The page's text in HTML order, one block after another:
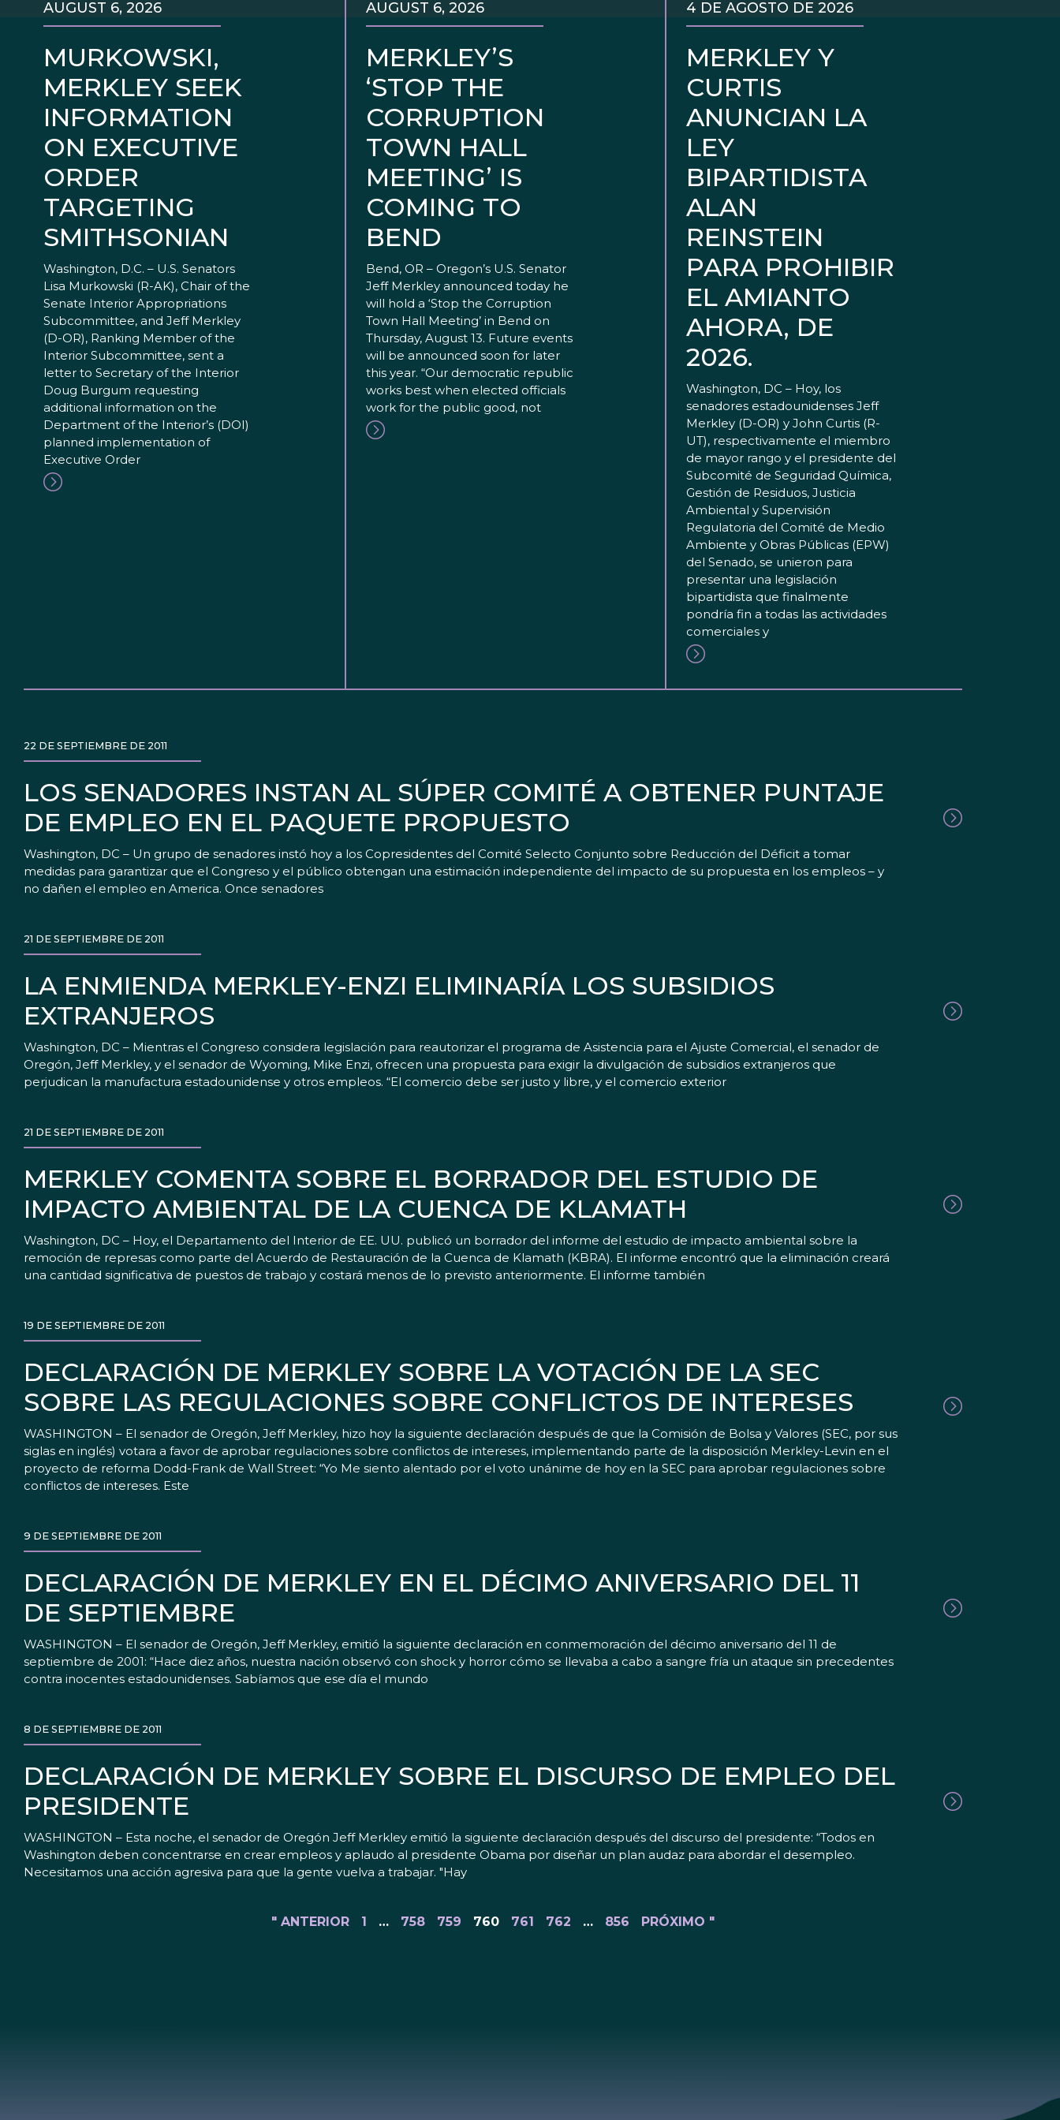
MURKOWSKI,
MERKLEY SEEK
INFORMATION
ON EXECUTIVE
ORDER
TARGETING
SMITHSONIAN
AUGUST 6, 2026
Washington, D.C. – U.S. Senators
Lisa Murkowski (R-AK), Chair of the
Senate Interior Appropriations
Subcommittee, and Jeff Merkley
(D-OR), Ranking Member of the
Interior Subcommittee, sent a
letter to Secretary of the Interior
Doug Burgum requesting
additional information on the
Department of the Interior’s (DOI)
planned implementation of
Executive Order
MERKLEY’S
‘STOP THE
CORRUPTION
TOWN HALL
MEETING’ IS
COMING TO
BEND
AUGUST 6, 2026
Bend, OR – Oregon’s U.S. Senator
Jeff Merkley announced today he
will hold a ‘Stop the Corruption
Town Hall Meeting’ in Bend on
Thursday, August 13. Future events
will be announced soon for later
this year. “Our democratic republic
works best when elected officials
work for the public good, not
MERKLEY Y
CURTIS
ANUNCIAN LA
LEY
BIPARTIDISTA
ALAN
REINSTEIN
PARA PROHIBIR
EL AMIANTO
AHORA, DE
2026.
4 DE AGOSTO DE 2026
Washington, DC – Hoy, los
senadores estadounidenses Jeff
Merkley (D-OR) y John Curtis (R-
UT), respectivamente el miembro
de mayor rango y el presidente del
Subcomité de Seguridad Química,
Gestión de Residuos, Justicia
Ambiental y Supervisión
Regulatoria del Comité de Medio
Ambiente y Obras Públicas (EPW)
del Senado, se unieron para
presentar una legislación
bipartidista que finalmente
pondría fin a todas las actividades
comerciales y
LOS SENADORES INSTAN AL SÚPER COMITÉ A OBTENER PUNTAJE
DE EMPLEO EN EL PAQUETE PROPUESTO
22 DE SEPTIEMBRE DE 2011
Washington, DC – Un grupo de senadores instó hoy a los Copresidentes del Comité Selecto Conjunto sobre Reducción del Déficit a tomar
medidas para garantizar que el Congreso y el público obtengan una estimación independiente del impacto de su propuesta en los empleos – y
no dañen el empleo en America. Once senadores
LA ENMIENDA MERKLEY-ENZI ELIMINARÍA LOS SUBSIDIOS
EXTRANJEROS
21 DE SEPTIEMBRE DE 2011
Washington, DC – Mientras el Congreso considera legislación para reautorizar el programa de Asistencia para el Ajuste Comercial, el senador de
Oregón, Jeff Merkley, y el senador de Wyoming, Mike Enzi, ofrecen una propuesta para exigir la divulgación de subsidios extranjeros que
perjudican la manufactura estadounidense y otros empleos. “El comercio debe ser justo y libre, y el comercio exterior
MERKLEY COMENTA SOBRE EL BORRADOR DEL ESTUDIO DE
IMPACTO AMBIENTAL DE LA CUENCA DE KLAMATH
21 DE SEPTIEMBRE DE 2011
Washington, DC – Hoy, el Departamento del Interior de EE. UU. publicó un borrador del informe del estudio de impacto ambiental sobre la
remoción de represas como parte del Acuerdo de Restauración de la Cuenca de Klamath (KBRA). El informe encontró que la eliminación creará
una cantidad significativa de puestos de trabajo y costará menos de lo previsto anteriormente. El informe también
DECLARACIÓN DE MERKLEY SOBRE LA VOTACIÓN DE LA SEC
SOBRE LAS REGULACIONES SOBRE CONFLICTOS DE INTERESES
19 DE SEPTIEMBRE DE 2011
WASHINGTON – El senador de Oregón, Jeff Merkley, hizo hoy la siguiente declaración después de que la Comisión de Bolsa y Valores (SEC, por sus
siglas en inglés) votara a favor de aprobar regulaciones sobre conflictos de intereses, implementando parte de la disposición Merkley-Levin en el
proyecto de reforma Dodd-Frank de Wall Street: “Yo Me siento alentado por el voto unánime de hoy en la SEC para aprobar regulaciones sobre
conflictos de intereses. Este
DECLARACIÓN DE MERKLEY EN EL DÉCIMO ANIVERSARIO DEL 11
DE SEPTIEMBRE
9 DE SEPTIEMBRE DE 2011
WASHINGTON – El senador de Oregón, Jeff Merkley, emitió la siguiente declaración en conmemoración del décimo aniversario del 11 de
septiembre de 2001: “Hace diez años, nuestra nación observó con shock y horror cómo se llevaba a cabo a sangre fría un ataque sin precedentes
contra inocentes estadounidenses. Sabíamos que ese día el mundo
DECLARACIÓN DE MERKLEY SOBRE EL DISCURSO DE EMPLEO DEL
PRESIDENTE
8 DE SEPTIEMBRE DE 2011
WASHINGTON – Esta noche, el senador de Oregón Jeff Merkley emitió la siguiente declaración después del discurso del presidente: “Todos en
Washington deben concentrarse en crear empleos y aplaudo al presidente Obama por diseñar un plan audaz para abordar el desempleo.
Necesitamos una acción agresiva para que la gente vuelva a trabajar. "Hay
" ANTERIOR 1 … 758 759 760 761 762 … 856 PRÓXIMO "